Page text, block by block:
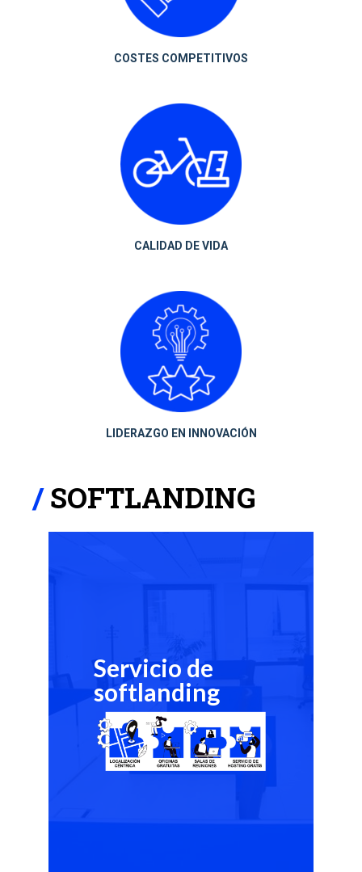
COSTES COMPETITIVOS
CALIDAD DE VIDA
LIDERAZGO EN INNOVACIÓN
SOFTLANDING
Servicio de
softlanding